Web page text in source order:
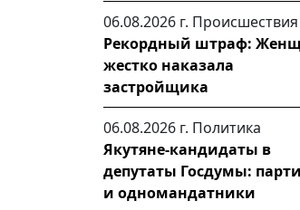
06.08.2026 г. Происшествия
Рекордный штраф:
жестко наказала
застройщика
06.08.2026 г. Политика
Якутяне-кандидаты в
депутаты Госдумы:
и одномандатники